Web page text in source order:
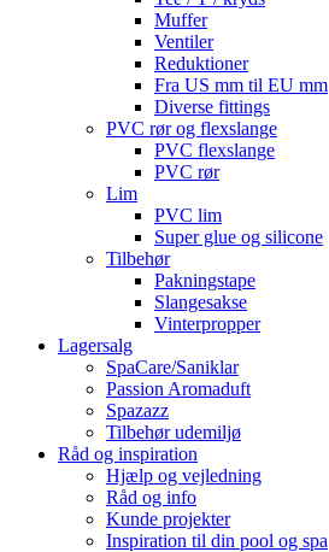
Muffer
Ventiler
Reduktioner
Fra US mm til EU mm
Diverse fittings
PVC rør og flexslange
PVC flexslange
PVC rør
Lim
PVC lim
Super glue og silicone
Tilbehør
Pakningstape
Slangesakse
Vinterpropper
Lagersalg
SpaCare/Saniklar
Passion Aromaduft
Spazazz
Tilbehør udemiljø
Råd og inspiration
Hjælp og vejledning
Råd og info
Kunde projekter
Inspiration til din pool og spa